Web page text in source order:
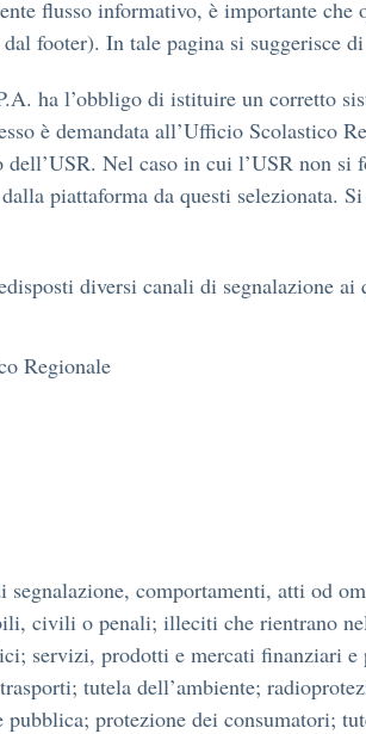
flusso informativo, è importante
footer). In tale pagina si suggerisce
ha l’obbligo di istituire un corretto
è demandata all’Ufficio Scolastico
Nel caso in cui l’USR non si
piattaforma da questi selezionata.
diversi canali di segnalazione
Regionale
segnalazione, comportamenti, atti od
civili o penali; illeciti che rientrano
servizi, prodotti e mercati finanziari
tutela dell’ambiente;
protezione dei consumatori;